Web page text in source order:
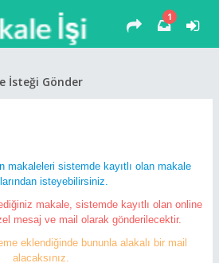
1
İsteği Gönder
makaleleri sistemde kayıtlı olan makale
isteyebilirsiniz.
makale, sistemde kayıtlı olan online
mesaj ve mail olarak gönderilecektir.
eklendiğinde bununla alakalı bir mail
alacaksınız.